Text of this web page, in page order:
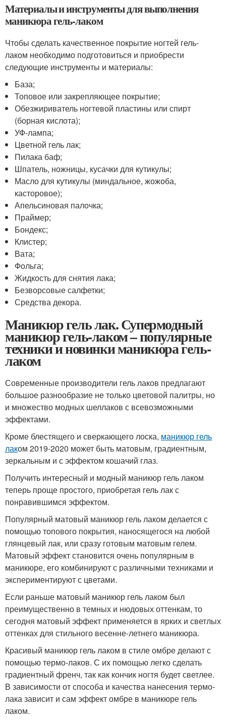
Материалы и инструменты для выполнения
маникюра гель-лаком
Чтобы сделать качественное покрытие ногтей гель-
лаком необходимо подготовиться и приобрести
следующие инструменты и материалы:
База;
Топовое или закрепляющее покрытие;
Обезжириватель ногтевой пластины или спирт
(борная кислота);
УФ-лампа;
Цветной гель лак;
Пилака баф;
Шпатель, ножницы, кусачки для кутикулы;
Масло для кутикулы (миндальное, жожоба,
касторовое);
Апельсиновая палочка;
Праймер;
Бондекс;
Клистер;
Вата;
Фольга;
Жидкость для снятия лака;
Безворсовые салфетки;
Средства декора.
Маникюр гель лак. Супермодный
маникюр гель-лаком – популярные
техники и новинки маникюра гель-
лаком
Современные производители гель лаков предлагают
большое разнообразие не только цветовой палитры, но
и множество модных шеллаков с всевозможными
эффектами.
Кроме блестящего и сверкающего лоска, маникюр гель
лаком 2019-2020 может быть матовым, градиентным,
зеркальным и с эффектом кошачий глаз.
Получить интересный и модный маникюр гель лаком
теперь проще простого, приобретая гель лак с
понравившимся эффектом.
Популярный матовый маникюр гель лаком делается с
помощью топового покрытия, наносящегося на любой
глянцевый лак, или сразу готовым матовым гелем.
Матовый эффект становится очень популярным в
маникюре, его комбинируют с различными техниками и
экспериментируют с цветами.
Если раньше матовый маникюр гель лаком был
преимущественно в темных и нюдовых оттенкам, то
сегодня матовый эффект применяется в ярких и светлых
оттенках для стильного весенне-летнего маникюра.
Красивый маникюр гель лаком в стиле омбре делают с
помощью термо-лаков. С их помощью легко сделать
градиентный френч, так как кончик ногтя будет светлее.
В зависимости от способа и качества нанесения термо-
лака зависит и сам эффект омбре в маникюре гель
лаком.